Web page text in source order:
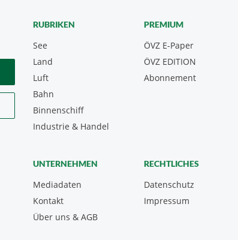
RUBRIKEN
See
Land
Luft
Bahn
Binnenschiff
Industrie & Handel
PREMIUM
ÖVZ E-Paper
Abonnement
ÖVZ EDITION
UNTERNEHMEN
Mediadaten
Kontakt
Über uns & AGB
RECHTLICHES
Datenschutz
Impressum